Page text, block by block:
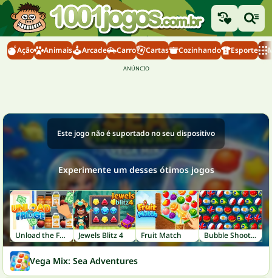
Ação Animais Arcade Carro Cartas Cozinhando Esporte
Este jogo não é suportado no seu dispositivo
Experimente um desses ótimos jogos
Unload the Fridge Jewels Blitz 4 Fruit Match Bubble Shooter World Cup
Vega Mix: Sea Adventures